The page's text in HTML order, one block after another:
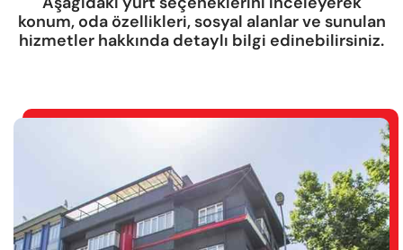
konum, oda özellikleri, sosyal alanlar ve sunulan
hizmetler hakkında detaylı bilgi edinebilirsiniz.